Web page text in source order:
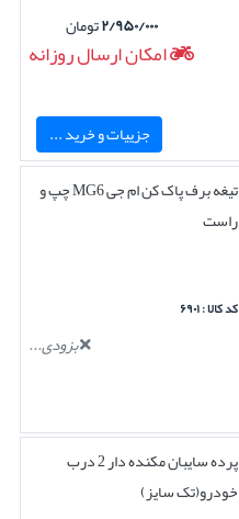
۲/۹۵۰/۰۰۰تومان
امکان ارسال روزانه
جزییات و خرید ...
تیغه برف پاک کن ام جی MG6 چپ و
راست
کد کالا : ۶۹۰۱
بزودی...
پرده سایبان مکنده دار 2 درب
خودرو(تک سایز)